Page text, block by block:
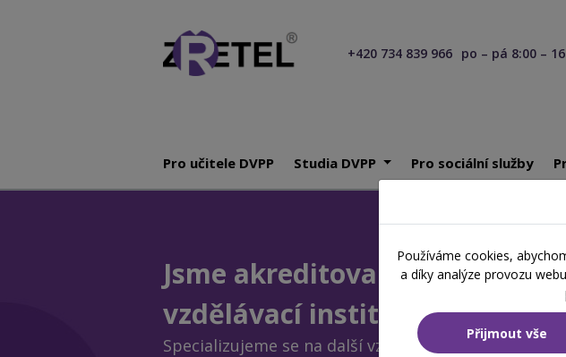
+420 734 839 966 po – pá 8:00 –
Pro učitele DVPP Studia DVPP Pro sociální služby
Jsme akreditovaná
vzdělávací instituce
Specializujeme se na další vzdělávání a rekvalifikace
Používáme cookies,
a díky analýze provozu
Přijmout vše